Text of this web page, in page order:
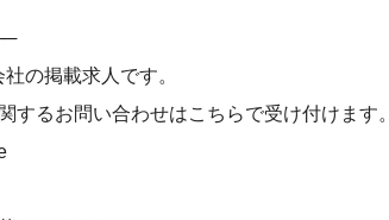
の掲載求人です。
するお問い合わせはこちらで受け付けます。